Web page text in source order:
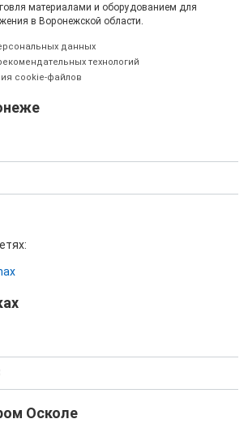
материалами и оборудованием для
в Воронежской области.
данных
технологий
cookie-файлов
Осколе